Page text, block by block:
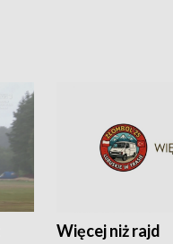
Więcej niż rajd